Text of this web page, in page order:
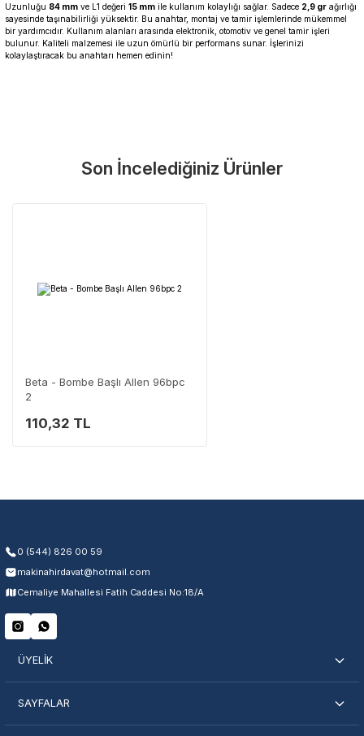
Uzunluğu 84 mm ve L1 değeri 15 mm ile kullanım kolaylığı sağlar. Sadece 2,9 gr ağırlığı
sayesinde taşınabilirliği yüksektir. Bu anahtar, montaj ve tamir işlemlerinde mükemmel
bir yardımcıdır. Kullanım alanları arasında elektronik, otomotiv ve genel tamir işleri
bulunur. Kaliteli malzemesi ile uzun ömürlü bir performans sunar. İşlerinizi
kolaylaştıracak bu anahtarı hemen edinin!
Tüm ürünlerimiz üretici firma garantisi altındadır. Size en yakın
Orijinal garanti belgeli ürünler
Garanti Kapsamı
Servisi Nasıl Bulurum?
Yorum Yaz
Son İncelediğiniz Ürünler
Beta - Bombe Başlı Allen 96bpc
2
110,32 TL
0 (544) 826 00 59
makinahirdavat@hotmail.com
Cemaliye Mahallesi Fatih Caddesi No:18/A
ÜYELİK
SAYFALAR